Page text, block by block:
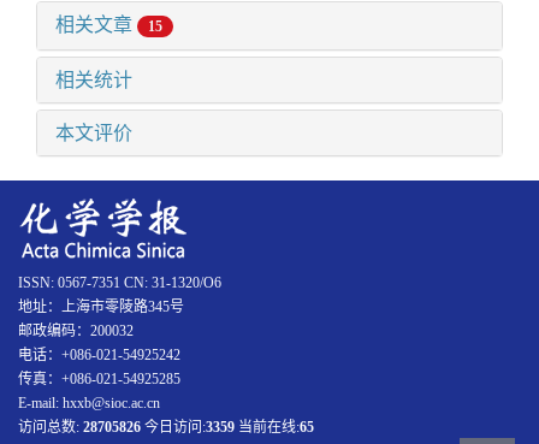
相关文章 15
相关统计
本文评价
ISSN: 0567-7351 CN: 31-1320/O6
地址：上海市零陵路345号
邮政编码：200032
电话：+086-021-54925242
传真：+086-021-54925285
E-mail: hxxb@sioc.ac.cn
访问总数: 28705826 今日访问:3359 当前在线:65